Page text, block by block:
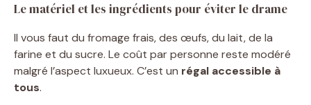
Le matériel et les ingrédients pour éviter le drame
Il vous faut du fromage frais, des œufs, du lait, de la
farine et du sucre. Le coût par personne reste modéré
malgré l’aspect luxueux. C’est un régal accessible à
tous.